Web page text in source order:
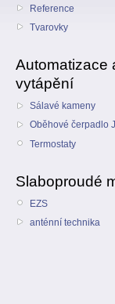
Reference
Tvarovky
Automatizace
vytápění
Sálavé kameny
Oběhové čerpadlo
Termostaty
Slaboproudé
EZS
anténní technika